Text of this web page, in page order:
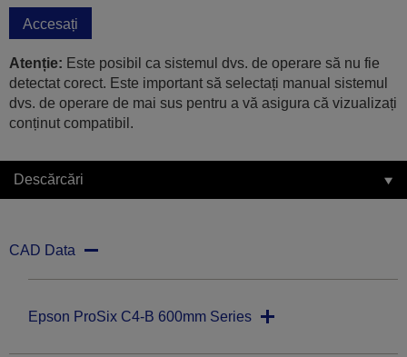
Accesați
Atenție: Este posibil ca sistemul dvs. de operare să nu fie
detectat corect. Este important să selectați manual sistemul
dvs. de operare de mai sus pentru a vă asigura că vizualizați
conținut compatibil.
Descărcări
CAD Data
Epson ProSix C4-B 600mm Series